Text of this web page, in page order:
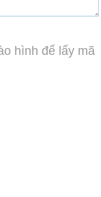
hình để lấy mã